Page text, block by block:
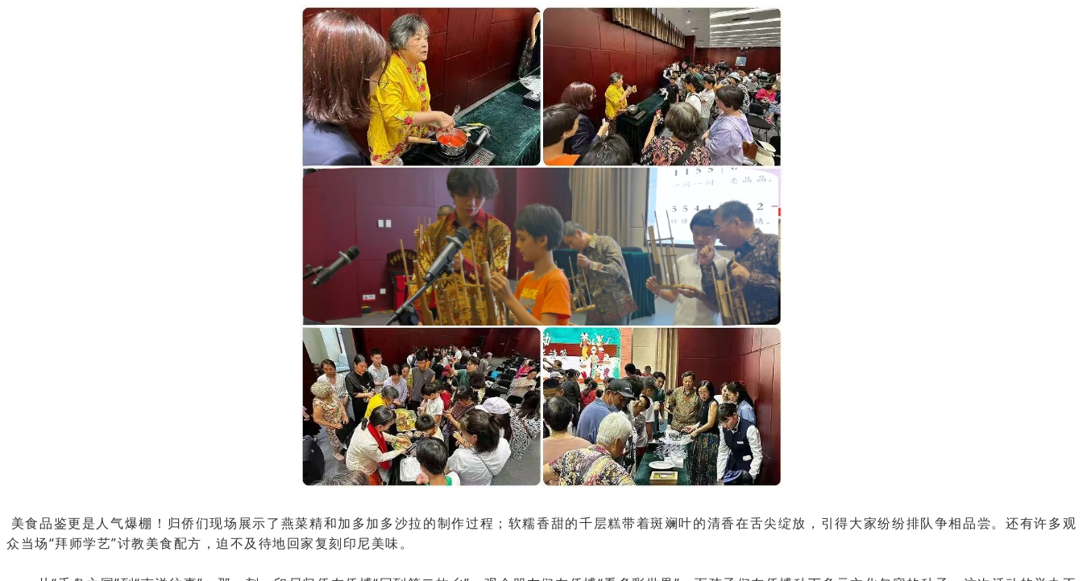
美食品鉴更是人气爆棚！归侨们现场展示了燕菜精和加多加多沙拉的制作过程；软糯香甜的千层糕带着斑斓叶的清香在舌尖绽放，引得大家纷纷排队争相品尝。还有许多观
众当场“拜师学艺”讨教美食配方，迫不及待地回家复刻印尼美味。